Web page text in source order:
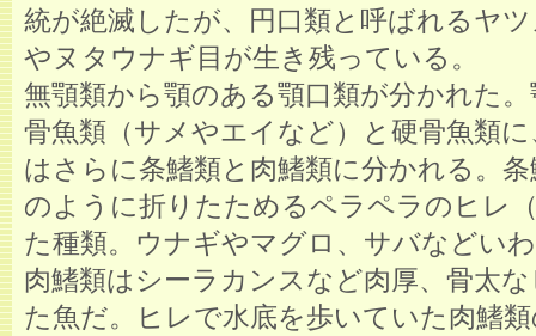
統が絶滅したが、円口類と呼ばれるヤ
やヌタウナギ目が生き残っている。
無顎類から顎のある顎口類が分かれた
骨魚類（サメやエイなど）と硬骨魚類に
はさらに条鰭類と肉鰭類に分かれる。
のように折りたためるペラペラのヒレ
た種類。ウナギやマグロ、サバなどい
肉鰭類はシーラカンスなど肉厚、骨太
た魚だ。ヒレで水底を歩いていた肉鰭